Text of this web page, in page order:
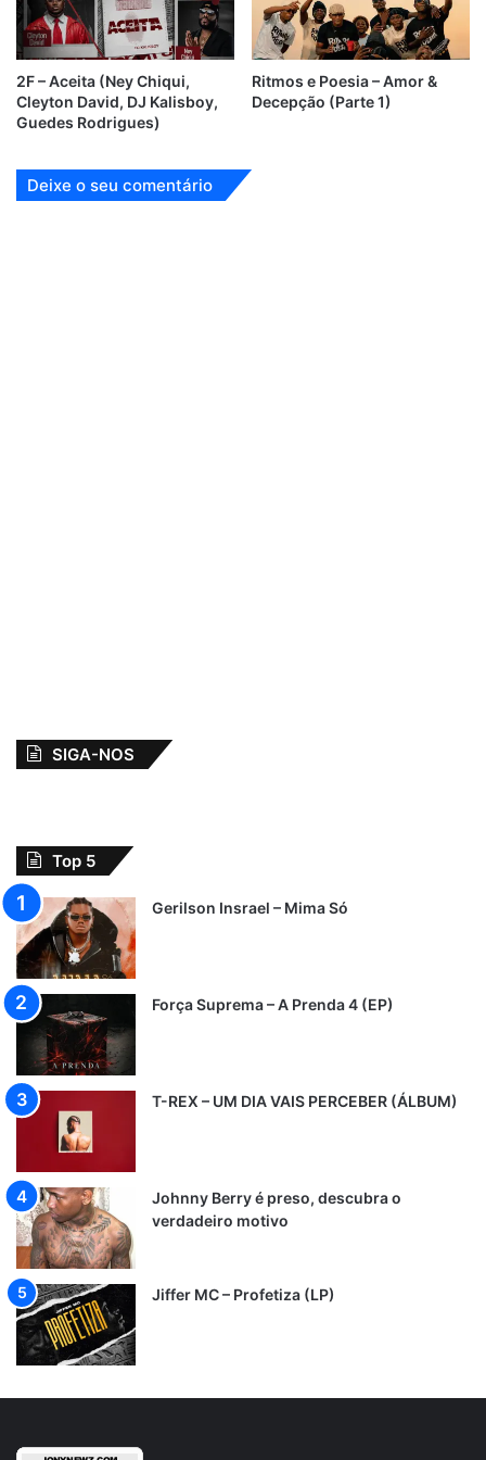
2F – Aceita (Ney Chiqui,
Cleyton David, DJ Kalisboy,
Guedes Rodrigues)
Ritmos e Poesia – Amor &
Decepção (Parte 1)
Deixe o seu comentário
SIGA-NOS
Top 5
Gerilson Insrael – Mima Só
Força Suprema – A Prenda 4 (EP)
T-REX – UM DIA VAIS PERCEBER (ÁLBUM)
Johnny Berry é preso, descubra o
verdadeiro motivo
Jiffer MC – Profetiza (LP)